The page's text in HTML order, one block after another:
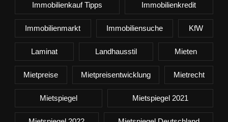
Immobilienkauf Tipps Immobilienkredit
Immobilienmarkt Immobiliensuche KfW
Laminat Landhausstil Mieten
Mietpreise Mietpreisentwicklung Mietrecht
Mietspiegel Mietspiegel 2021